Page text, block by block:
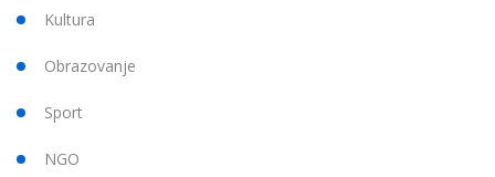
Kultura
Obrazovanje
Sport
NGO